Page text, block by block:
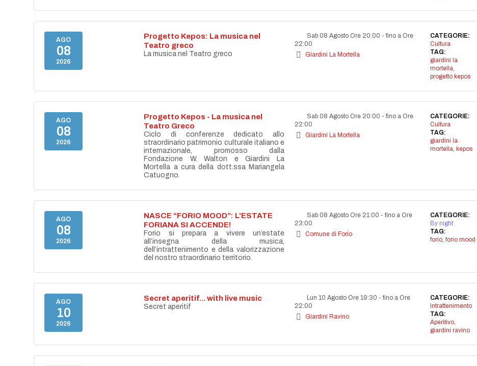
AGO
08
2026
Progetto Kepos: La musica nel
Teatro greco
La musica nel Teatro greco
Sab 08 Agosto Ore 20:00 - fino a Ore
22:00
Giardini La Mortella
CATEGORIE:
Cultura
TAG:
giardini la
mortella,
progetto kepos
AGO
08
2026
Progetto Kepos - La musica nel
Teatro Greco
Ciclo di conferenze dedicato allo
straordinario patrimonio culturale italiano e
internazionale, promosso dalla
Fondazione W. Walton e Giardini La
Mortella a cura della dott.ssa Mariangela
Catuogno.
Sab 08 Agosto Ore 20:00 - fino a Ore
22:00
Giardini La Mortella
CATEGORIE:
Cultura
TAG:
giardini la
mortella, kepos
AGO
08
2026
NASCE “FORIO MOOD”: L’ESTATE
FORIANA SI ACCENDE!
Forio si prepara a vivere un’estate
all’insegna della musica,
dell’intrattenimento e della valorizzazione
del nostro straordinario territorio.
Sab 08 Agosto Ore 21:00 - fino a Ore
23:00
Comune di Forio
CATEGORIE:
By night
TAG:
forio, forio mood
AGO
10
2026
Secret aperitif... with live music
Secret aperitif
Lun 10 Agosto Ore 19:30 - fino a Ore
22:00
Giardini Ravino
CATEGORIE:
Intrattenimento
TAG:
Aperitivo,
giardini ravino